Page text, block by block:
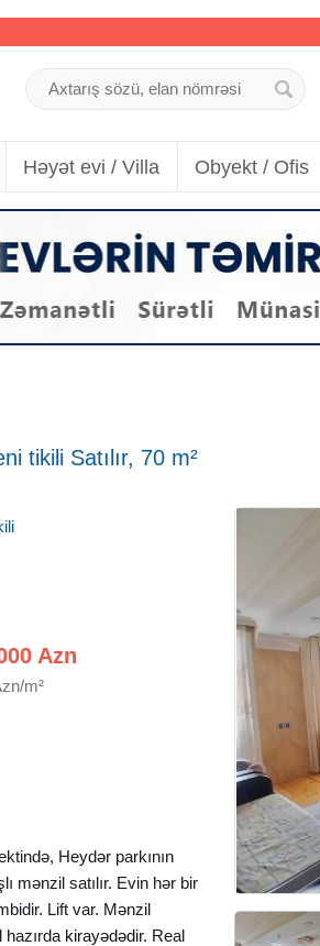
Həyət evi / Villa Obyekt / Ofis
tikili Satılır, 70 m²
Azn
m²
Heydər parkının
mənzil satılır. Evin hər bir
Lift var. Mənzil
hazırda kirayədədir. Real